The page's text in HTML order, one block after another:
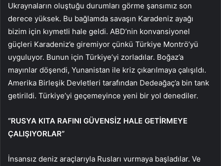
Ukraynaların oluştuğu durumları görme şansımız son
derece yüksek. Bu bağlamda savaşın Karadeniz ayağı
bizim için kıymetli hale geldi. ABD’nin konvansiyonel
güçleri Karadeniz’e giremiyor çünkü Türkiye Montrö’yü
uyguluyor. Bunun için Türkiye’yi zorladılar. Boğaz’a
mayınlar döşendi, Yunanistan ile kriz çıkarılmaya çalışıldı.
Amerika Birleşik Devletleri tarafından Dedeağaç’a bin tank
getirildi. Türkiye’yi geçemeyince yeni bir yol denediler.
“RUSYA KITA RAFINI GÜVENSİZ HALE GETİRMEYE
ÇALIŞIYORLAR”
İnsansız deniz araçlarıyla Rusları vurmaya başladılar. Ve